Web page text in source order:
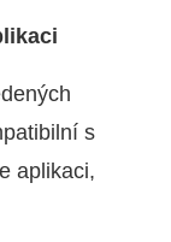
s
aplikaci,